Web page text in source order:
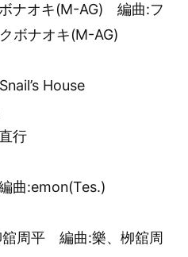
ナオキ(M-AG) 編曲:フ
ボナオキ(M-AG)
House
行
曲:emon(Tes.)
周平 編曲:樂、栁舘周